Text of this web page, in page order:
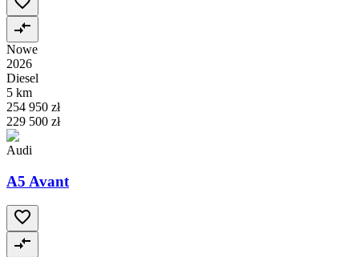
Nowe
2026
Diesel
5 km
254 950 zł
229 500 zł
Audi
A5 Avant